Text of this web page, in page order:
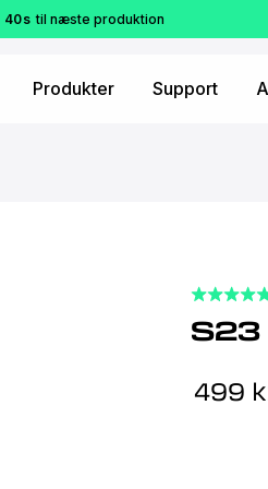
39s til næste produktion
Produkter Support
499